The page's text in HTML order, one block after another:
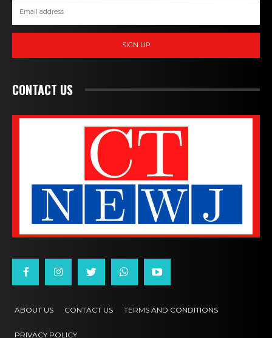
SIGN UP
CONTACT US
ABOUT US CONTACT US TERMS AND CONDITIONS
PRIVACY POLICY